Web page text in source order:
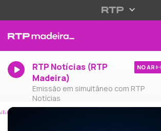
RTP Notícias (RTP
Madeira)
Emissão em simultâneo com RTP
Notícias
NO AR